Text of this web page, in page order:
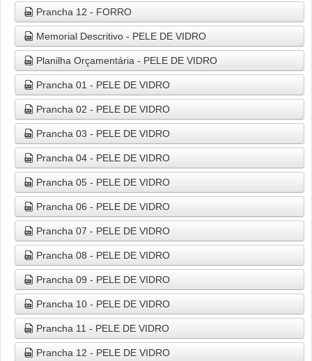
Prancha 12 - FORRO
Memorial Descritivo - PELE DE VIDRO
Planilha Orçamentária - PELE DE VIDRO
Prancha 01 - PELE DE VIDRO
Prancha 02 - PELE DE VIDRO
Prancha 03 - PELE DE VIDRO
Prancha 04 - PELE DE VIDRO
Prancha 05 - PELE DE VIDRO
Prancha 06 - PELE DE VIDRO
Prancha 07 - PELE DE VIDRO
Prancha 08 - PELE DE VIDRO
Prancha 09 - PELE DE VIDRO
Prancha 10 - PELE DE VIDRO
Prancha 11 - PELE DE VIDRO
Prancha 12 - PELE DE VIDRO